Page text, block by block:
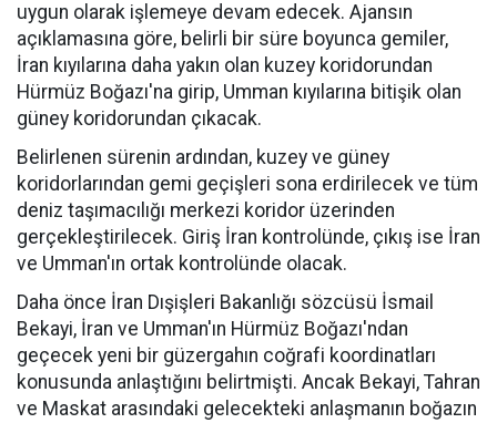
uygun olarak işlemeye devam edecek. Ajansın
açıklamasına göre, belirli bir süre boyunca gemiler,
İran kıyılarına daha yakın olan kuzey koridorundan
Hürmüz Boğazı'na girip, Umman kıyılarına bitişik olan
güney koridorundan çıkacak.
Belirlenen sürenin ardından, kuzey ve güney
koridorlarından gemi geçişleri sona erdirilecek ve tüm
deniz taşımacılığı merkezi koridor üzerinden
gerçekleştirilecek. Giriş İran kontrolünde, çıkış ise İran
ve Umman'ın ortak kontrolünde olacak.
Daha önce İran Dışişleri Bakanlığı sözcüsü İsmail
Bekayi, İran ve Umman'ın Hürmüz Boğazı'ndan
geçecek yeni bir güzergahın coğrafi koordinatları
konusunda anlaştığını belirtmişti. Ancak Bekayi, Tahran
ve Maskat arasındaki gelecekteki anlaşmanın boğazın